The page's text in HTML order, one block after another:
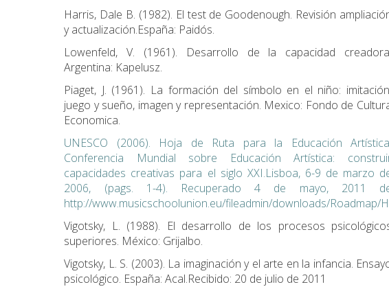
Harris, Dale B. (1982). El test de Goodenough. Revisión
y actualización.España: Paidós.
Lowenfeld, V. (1961). Desarrollo de la capacidad
Argentina: Kapelusz.
Piaget, J. (1961). La formación del símbolo en el niño:
juego y sueño, imagen y representación. Mexico: Fondo de
Economica.
UNESCO (2006). Hoja de Ruta para la Educación
Conferencia Mundial sobre Educación Artística:
capacidades creativas para el siglo XXI.Lisboa, 6-9 de marzo
2006, (pags. 1-4). Recuperado 4 de mayo, 2011
http://www.musicschoolunion.eu/fileadmin/downloads/Roadmap/
Vigotsky, L. (1988). El desarrollo de los procesos
superiores. México: Grijalbo.
Vigotsky, L. S. (2003). La imaginación y el arte en la infancia.
psicológico. España: Acal.Recibido: 20 de julio de 2011